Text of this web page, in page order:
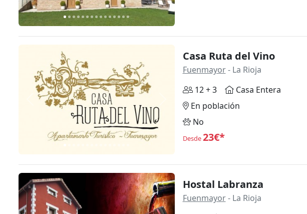
Anterior Siguiente
Casa Ruta del Vino
Fuenmayor- La Rioja
12 + 3
Casa Entera
En población
No
Desde23€*
Hostal Labranza
Fuenmayor- La Rioja